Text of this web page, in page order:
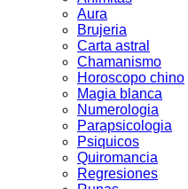
Aura
Brujeria
Carta astral
Chamanismo
Horoscopo chino
Magia blanca
Numerologia
Parapsicologia
Psiquicos
Quiromancia
Regresiones